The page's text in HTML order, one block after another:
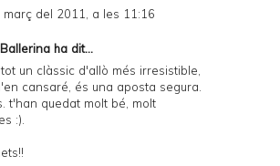
març del 2011, a les 11:16
ha dit...
un clàssic d'allò més irresistible,
cansaré, és una aposta segura.
t'han quedat molt bé, molt
:).